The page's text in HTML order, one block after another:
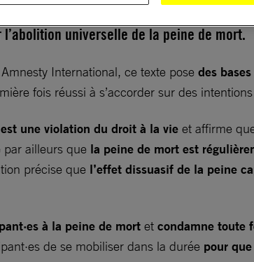
Stockholm du 11 décembre 1977 est le
universelle de la peine de mort.
International, ce texte pose des
fois réussi à s’accorder sur des
une violation du droit à la vie et affirme
par ailleurs que la peine de mort est
précise que l’effet dissuasif de la peine
à la peine de mort et condamne toute
de se mobiliser dans la durée pour